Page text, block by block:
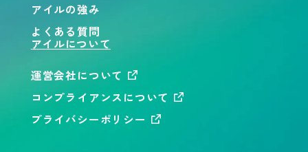
アイルの強み
よくある質問
アイルについて
運営会社について
コンプライアンスについて
プライバシーポリシー